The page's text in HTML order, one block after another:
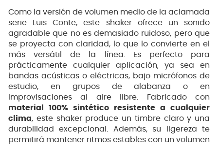
Como la versión de volumen medio de la aclamada
serie Luis Conte, este shaker ofrece un sonido
agradable que no es demasiado ruidoso, pero que
se proyecta con claridad, lo que lo convierte en el
más versátil de la línea. Es perfecto para
prácticamente cualquier aplicación, ya sea en
bandas acústicas o eléctricas, bajo micrófonos de
estudio, en grupos de alabanza o en
improvisaciones al aire libre. Fabricado con
material 100% sintético resistente a cualquier
clima, este shaker produce un timbre claro y una
durabilidad excepcional. Además, su ligereza te
permitirá mantener ritmos estables con un volumen